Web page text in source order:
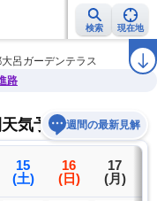
検索 現在地
・注意報 2週間天気 ラ
呂ガーデンテラス
路
気予報週間の最新見解
15
(土)
16
(日)
17
(月)